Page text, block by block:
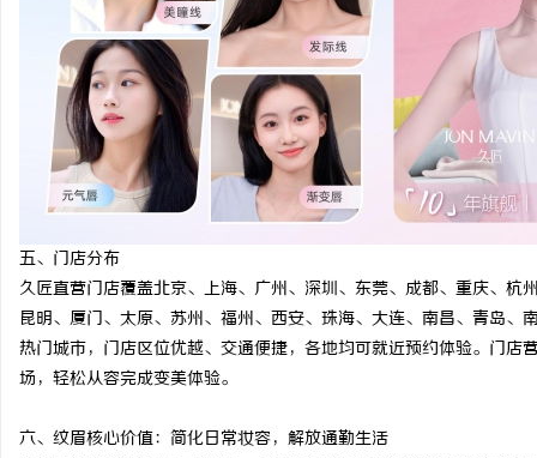
五、门店分布
久匠直营门店覆盖北京、上海、广州、深圳、东莞、成都、重庆、
昆明、厦门、太原、苏州、福州、西安、珠海、大连、南昌、青岛
热门城市，门店区位优越、交通便捷，各地均可就近预约体验。门
场，轻松从容完成变美体验。
六、纹眉核心价值：简化日常妆容，解放通勤生活